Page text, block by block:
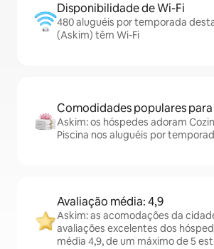
Disponibilidade de Wi-Fi
480 aluguéis por temporada
(Askim) têm Wi-Fi
Comodidades populares para
Askim: os hóspedes adoram
Piscina nos aluguéis por
Avaliação média: 4,9
Askim: as acomodações da
avaliações excelentes dos
média 4,9, de um máximo de 5